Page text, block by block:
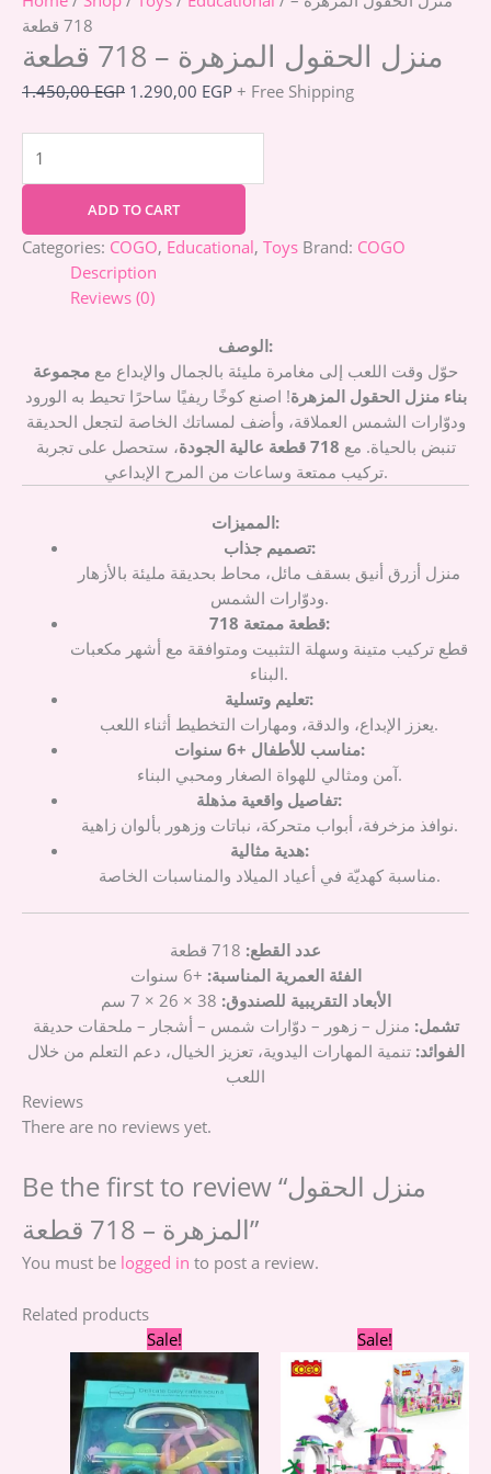
718 قطعة
منزل الحقول المزهرة – 718 قطعة
1.450,00EGP 1.290,00 EGP + Free Shipping
ADD TO CART
Categories: COGO, Educational, Toys Brand: COGO
Description
Reviews (0)
الوصف:
حوّل وقت اللعب إلى مغامرة مليئة بالجمال والإبداع مع مجموعة
بناء منزل الحقول المزهرة! اصنع كوخًا ريفيًا ساحرًا تحيط به الورود
ودوّارات الشمس العملاقة، وأضف لمساتك الخاصة لتجعل الحديقة
تنبض بالحياة. مع 718 قطعة عالية الجودة
، ستحصل على تجربة
تركيب ممتعة وساعات من المرح الإبداعي.
المميزات:
تصميم جذاب:
منزل أزرق أنيق بسقف مائل، محاط بحديقة مليئة بالأزهار
ودوّارات الشمس.
718 قطعة ممتعة:
قطع تركيب متينة وسهلة التثبيت ومتوافقة مع أشهر مكعبات
البناء.
تعليم وتسلية:
يعزز الإبداع، والدقة، ومهارات التخطيط أثناء اللعب.
مناسب للأطفال +6 سنوات:
آمن ومثالي للهواة الصغار ومحبي البناء.
تفاصيل واقعية مذهلة:
نوافذ مزخرفة، أبواب متحركة، نباتات وزهور بألوان زاهية.
هدية مثالية:
مناسبة كهديّة في أعياد الميلاد والمناسبات الخاصة.
عدد القطع:
الفئة العمرية المناسبة: +6 سنوات
الأبعاد التقريبية للصندوق:
تشمل: منزل – زهور – دوّارات شمس – أشجار – ملحقات حديقة
الفوائد: تنمية المهارات اليدوية، تعزيز الخيال، دعم التعلم من خلال
اللعب
Reviews
There are no reviews yet.
Be the first to review “منزل الحقول
المزهرة – 718 قطعة”
You must be logged in to post a review.
Related products
Sale!Original
price
was:
399,00 EGP.
price
299,00 EGP.
Sale!Original
price
was:
700,00 EGP.
is: